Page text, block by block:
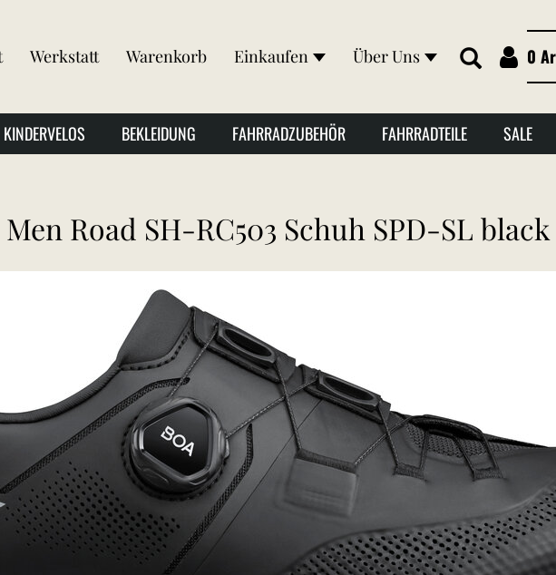
Werkstatt Warenkorb Einkaufen Über Uns 0
KINDERVELOS BEKLEIDUNG FAHRRADZUBEHÖR FAHRRADTEILE SALE
Road SH-RC503 Schuh SPD-SL black